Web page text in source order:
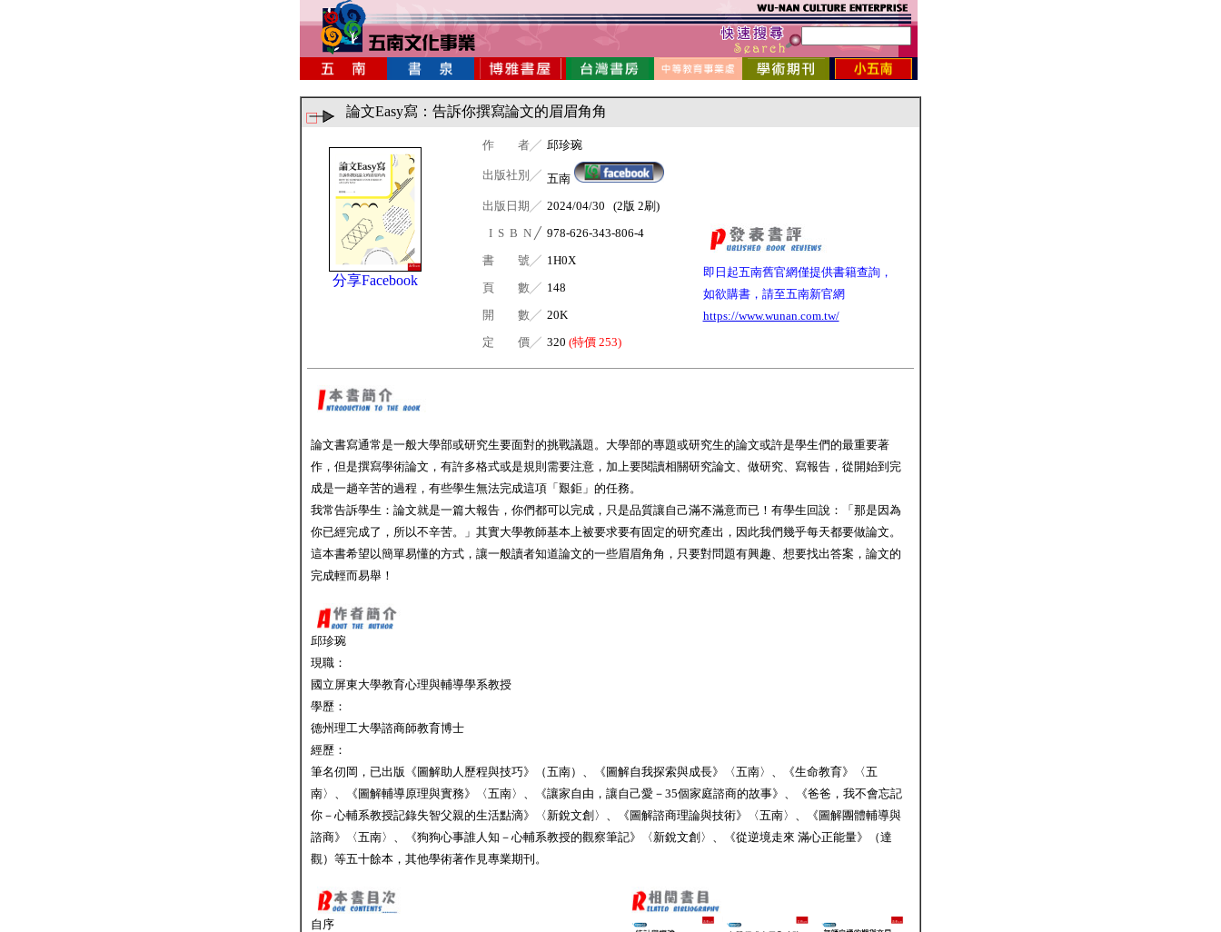
論文Easy寫：告訴你撰寫論文的眉眉角角
分享Facebook
作 者╱ 邱珍琬
出版社別╱ 五南
出版日期╱ 2024/04/30 (2版 2刷)
即日起五南舊官網僅提供書籍查詢，
如欲購書，請至五南新官網
https://www.wunan.com.tw/
I S B N ╱ 978-626-343-806-4
書 號╱ 1H0X
頁 數╱ 148
開 數╱ 20K
定 價╱ 320 (特價 253)
論文書寫通常是一般大學部或研究生要面對的挑戰議題。大學部的專題或研究生的論文或許是學生們的最重要著
作，但是撰寫學術論文，有許多格式或是規則需要注意，加上要閱讀相關研究論文、做研究、寫報告，從開始到完
成是一趟辛苦的過程，有些學生無法完成這項「艱鉅」的任務。
我常告訴學生：論文就是一篇大報告，你們都可以完成，只是品質讓自己滿不滿意而已！有學生回說：「那是因為
你已經完成了，所以不辛苦。」其實大學教師基本上被要求要有固定的研究產出，因此我們幾乎每天都要做論文。
這本書希望以簡單易懂的方式，讓一般讀者知道論文的一些眉眉角角，只要對問題有興趣、想要找出答案，論文的
完成輕而易舉！
邱珍琬
現職：
國立屏東大學教育心理與輔導學系教授
學歷：
德州理工大學諮商師教育博士
經歷：
筆名仞岡，已出版《圖解助人歷程與技巧》（五南）、《圖解自我探索與成長》〈五南〉、《生命教育》〈五
南〉、《圖解輔導原理與實務》〈五南〉、《讓家自由，讓自己愛－35個家庭諮商的故事》、《爸爸，我不會忘記
你－心輔系教授記錄失智父親的生活點滴》〈新銳文創〉、《圖解諮商理論與技術》〈五南〉、《圖解團體輔導與
諮商》〈五南〉、《狗狗心事誰人知－心輔系教授的觀察筆記》〈新銳文創〉、《從逆境走來 滿心正能量》（達
觀）等五十餘本，其他學術著作見專業期刊。
自序